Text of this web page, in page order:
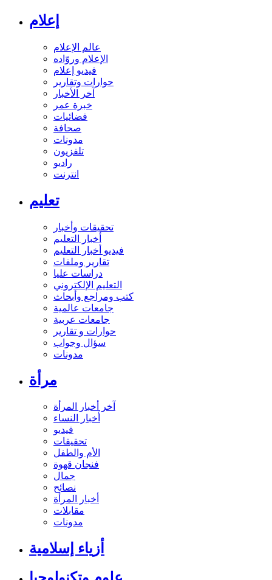
إعلام
عالم الإعلام
الإعلام وروّاده
فيديو إعلام
حوارات وتقارير
آخر الأخبار
خبرة عمر
فضائيات
صحافة
مدونات
تلفزيون
راديو
انترنت
تعليم
تحقيقات وأخبار
أخبار التعليم
فيديو أخبار التعليم
تقارير وملفات
دراسات عليا
التعليم الإلكتروني
كتب ومراجع وأبحاث
جامعات عالمية
جامعات عربية
حوارات و تقارير
سؤال وجواب
مدونات
مرأة
آخر أخبار المرأة
أخبار النساء
فيديو
تحقيقات
الأم والطفل
فنجان قهوة
جمال
نصائح
أخبار المرأة
مقابلات
مدونات
أزياء إسلامية